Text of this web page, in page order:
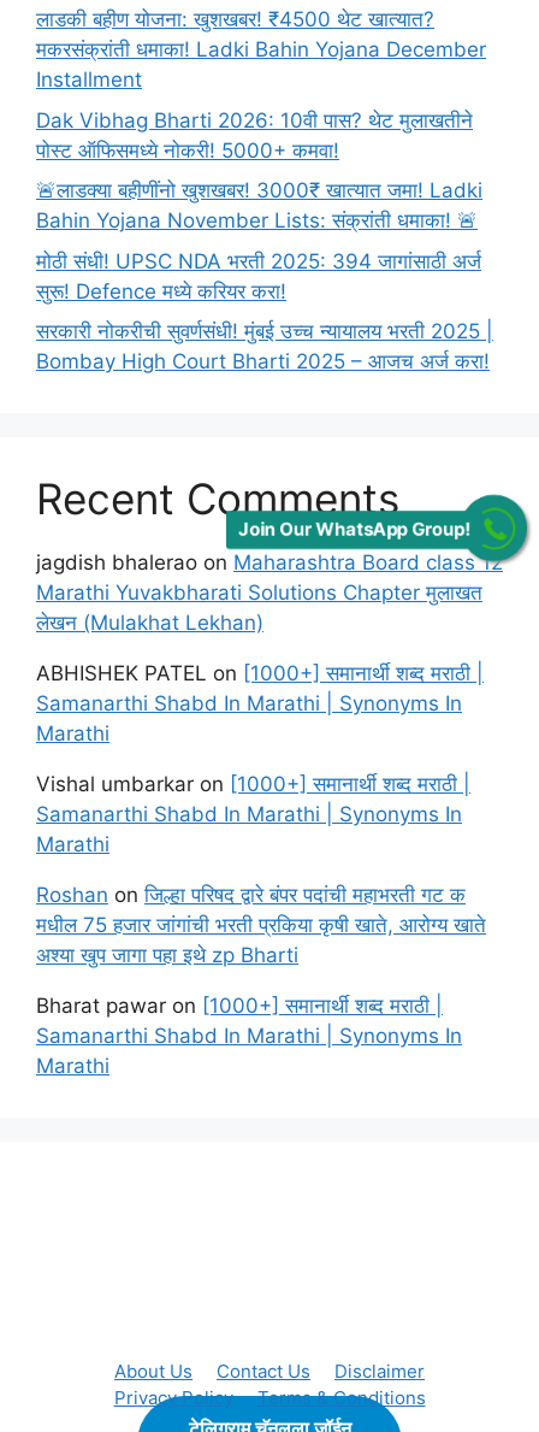
लाडकी बहीण योजना: खुशखबर! ₹4500 थेट खात्यात?
मकरसंक्रांती धमाका! Ladki Bahin Yojana December
Installment
Dak Vibhag Bharti 2026: 10वी पास? थेट मुलाखतीने
पोस्ट ऑफिसमध्ये नोकरी! 5000+ कमवा!
🚨लाडक्या बहीणींनो खुशखबर! 3000₹ खात्यात जमा! Ladki
Bahin Yojana November Lists: संक्रांती धमाका! 🚨
मोठी संधी! UPSC NDA भरती 2025: 394 जागांसाठी अर्ज
सुरू! Defence मध्ये करियर करा!
सरकारी नोकरीची सुवर्णसंधी! मुंबई उच्च न्यायालय भरती 2025 |
Bombay High Court Bharti 2025 – आजच अर्ज करा!
Recent Comments
jagdish bhalerao on Maharashtra Board class 12
Marathi Yuvakbharati Solutions Chapter मुलाखत
लेखन (Mulakhat Lekhan)
ABHISHEK PATEL on [1000+] समानार्थी शब्द मराठी |
Samanarthi Shabd In Marathi | Synonyms In
Marathi
Vishal umbarkar on [1000+] समानार्थी शब्द मराठी |
Samanarthi Shabd In Marathi | Synonyms In
Marathi
Roshan onजिल्हा परिषद द्वारे बंपर पदांची महाभरती गट क
मधील 75 हजार जांगांची भरती प्रकिया कृषी खाते, आरोग्य खाते
अश्या खुप जागा पहा इथे zp Bharti
Bharat pawar on [1000+] समानार्थी शब्द मराठी |
Samanarthi Shabd In Marathi | Synonyms In
Marathi
About Us Contact Us
Disclaimer
Privacy Policy
Terms & Conditions
Join Our WhatsApp Group!